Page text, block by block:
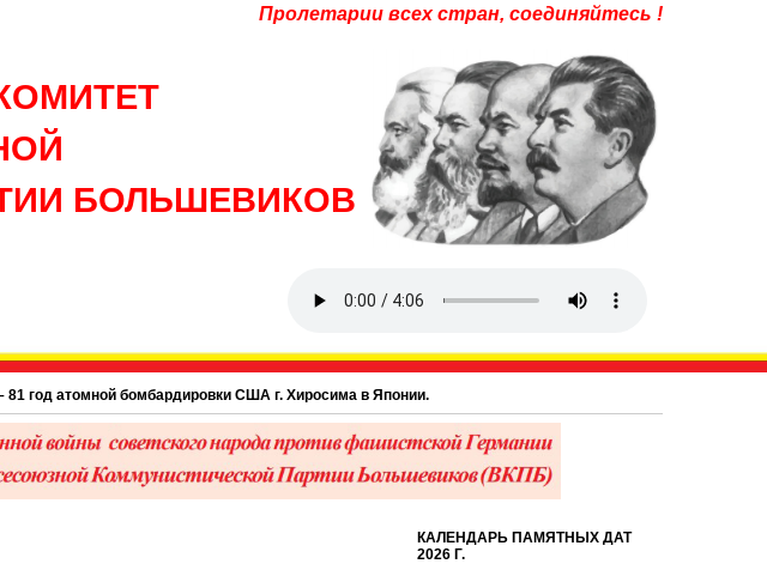
Пролетарии всех стран, соединяйтесь !
БОЛЬШЕВИКОВ
атомной бомбардировки США г. Хиросима в Японии.
КАЛЕНДАРЬ ПАМЯТНЫХ ДАТ
2026 Г.